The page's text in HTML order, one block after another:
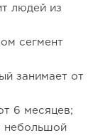
людей из
сегмент
занимает от
6 месяцев;
небольшой